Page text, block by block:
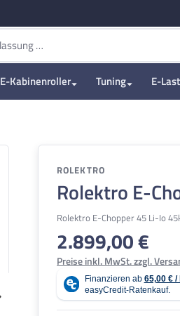
E-Kabinenroller Tuning E-
ROLEKTRO
Rolektro E-
Rolektro E-Chopper 45 Li-Io
Regulärer Preis:
2.899,00 €
Preise inkl. MwSt. zzgl.